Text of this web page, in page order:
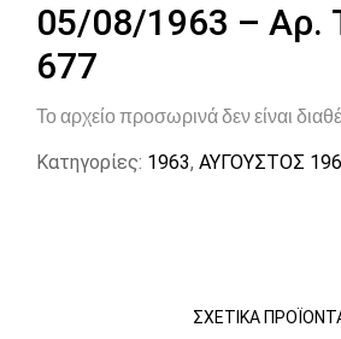
05/08/1963 – Αρ.
677
Το αρχείο προσωρινά δεν είναι
Κατηγορίες: 1963, ΑΥΓΟΥΣΤΟΣ
ΣΧΕΤΙΚΆ